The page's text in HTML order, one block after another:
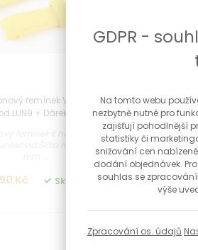
řemínek Vostok
LUN9 + Dárek zdarma
Šířka řemínku 25
Kč Skladem
Silikonový
Vostok
1 190
GDPR -
Na tomto webu
nezbytně nutné pro
zajišťují pohodlnější
statistiky či
snižování cen
dodání objednávek.
souhlas se
výše
Zpracování os. údajů